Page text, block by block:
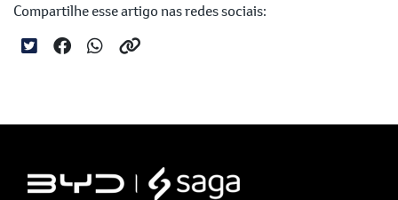
Compartilhe esse artigo nas redes sociais: